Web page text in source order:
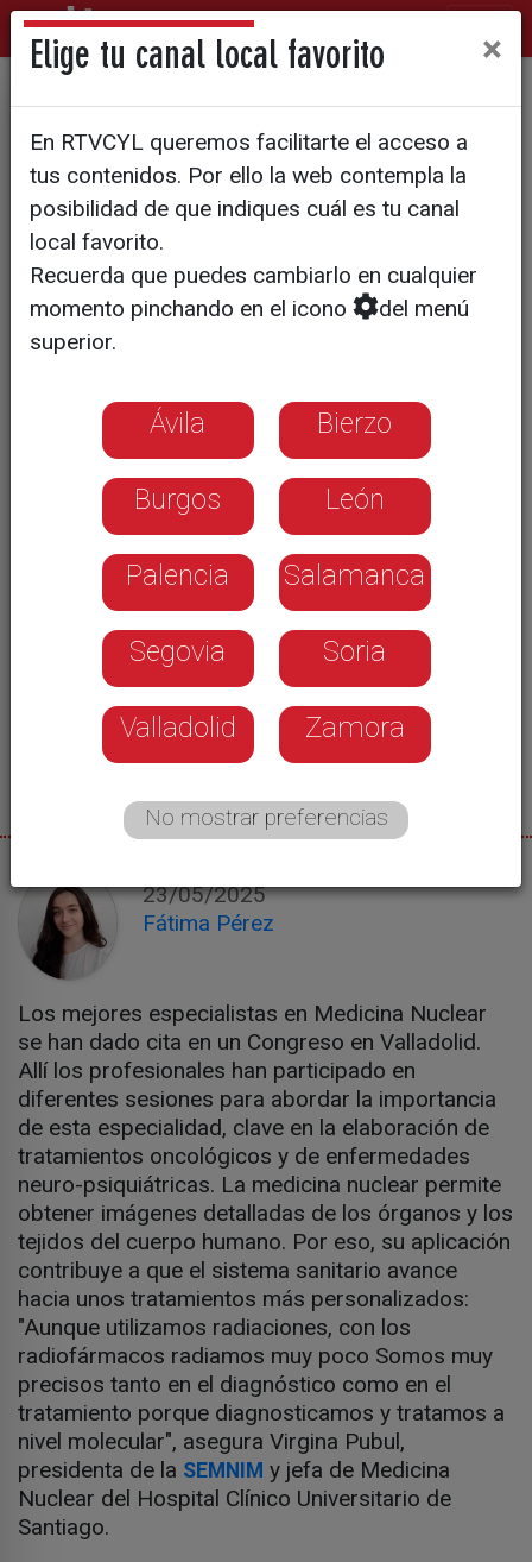
La Medicina Nuclear, clave en
la elaboración de
tratamientos oncológicos y
de enfermedades
neuropsiquiátricas
Los mejores especialistas se han dado
cita en un Congreso en Valladolid
23/05/2025
Fátima Pérez
Los mejores especialistas en Medicina Nuclear
se han dado cita en un Congreso en Valladolid.
Allí los profesionales han participado en
diferentes sesiones para abordar la importancia
de esta especialidad, clave en la elaboración de
tratamientos oncológicos y de enfermedades
neuro-psiquiátricas. La medicina nuclear permite
obtener imágenes detalladas de los órganos y los
tejidos del cuerpo humano. Por eso, su aplicación
contribuye a que el sistema sanitario avance
hacia unos tratamientos más personalizados:
"Aunque utilizamos radiaciones, con los
radiofármacos radiamos muy poco Somos muy
precisos tanto en el diagnóstico como en el
tratamiento porque diagnosticamos y tratamos a
nivel molecular", asegura Virgina Pubul,
presidenta de la SEMNIM y jefa de Medicina
Nuclear del Hospital Clínico Universitario de
Santiago.
Elige tu canal local favorito ×
En RTVCYL queremos facilitarte el acceso a
tus contenidos. Por ello la web contempla la
posibilidad de que indiques cuál es tu canal
local favorito.
Recuerda que puedes cambiarlo en cualquier
momento pinchando en el icono
del menú
superior.
Ávila Bierzo
Burgos León
Palencia Salamanca
Segovia Soria
Valladolid Zamora
No mostrar preferencias